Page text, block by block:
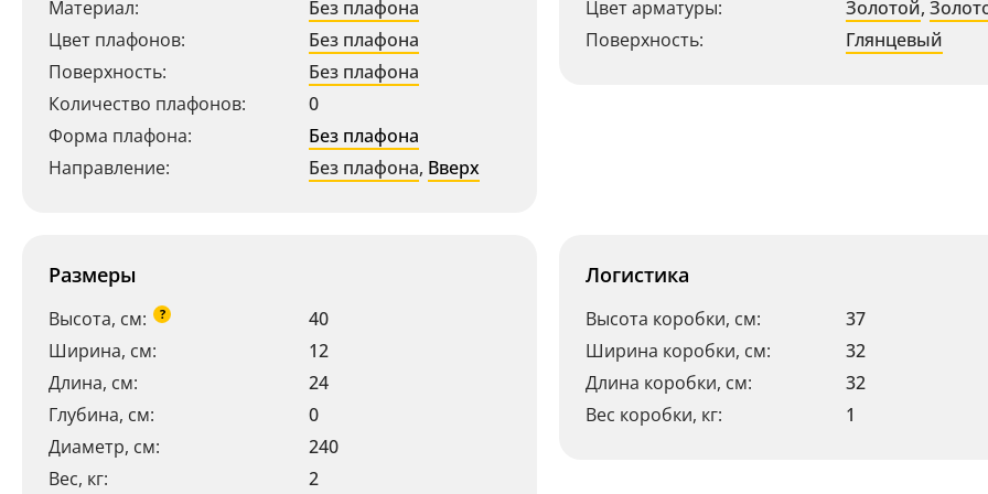
Материал:
Без плафона
Цвет плафонов:
Без плафона
Поверхность:
Без плафона
Количество плафонов:
0
Форма плафона:
Без плафона
Направление:
Без плафона, Вверх
Цвет арматуры: Золотой,
Поверхность:
Глянцевый
Размеры
Высота, см: ?
40
Ширина, см:
12
Длина, см:
24
Глубина, см:
0
Диаметр, см:
240
Вес, кг:
2
Логистика
Высота коробки, см:
37
Ширина коробки, см:
32
Длина коробки, см:
32
Вес коробки, кг:
1